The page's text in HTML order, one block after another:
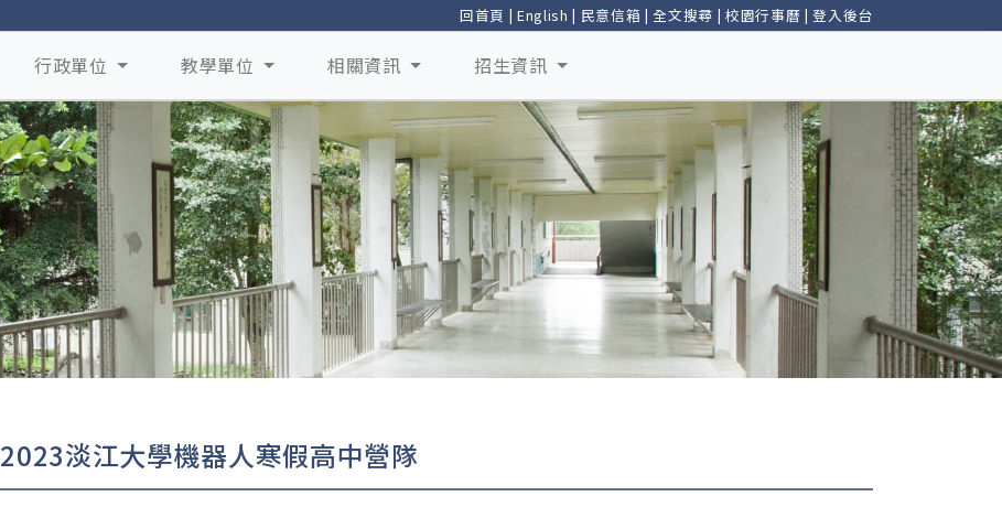
回首頁 | English | 民意信箱 |全文搜尋 | 校園行事曆 |登入後台
行政單位 教學單位 相關資訊 招生資訊
2023淡江大學機器人寒假高中營隊